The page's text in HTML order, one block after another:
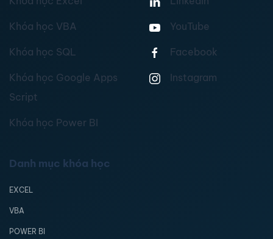
Khóa học VBA
Khóa học SQL
Khóa học Google Apps
Script
Khóa học Power BI
YouTube
Facebook
Instagram
Danh mục khóa học
EXCEL
VBA
POWER BI